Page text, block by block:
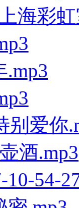
海彩
别爱你
酒.mp3
54-